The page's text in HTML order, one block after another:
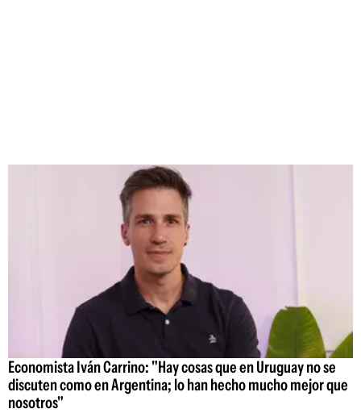
Economista Iván Carrino: "Hay cosas que en Uruguay no se
discuten como en Argentina; lo han hecho mucho mejor que
nosotros"